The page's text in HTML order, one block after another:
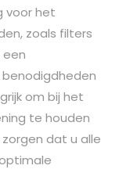
voor het
zoals filters
om bij het
te houden
dat u alle